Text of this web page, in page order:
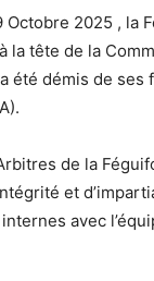
2025 , la
la tête de la
été démis de ses
de la
et
avec